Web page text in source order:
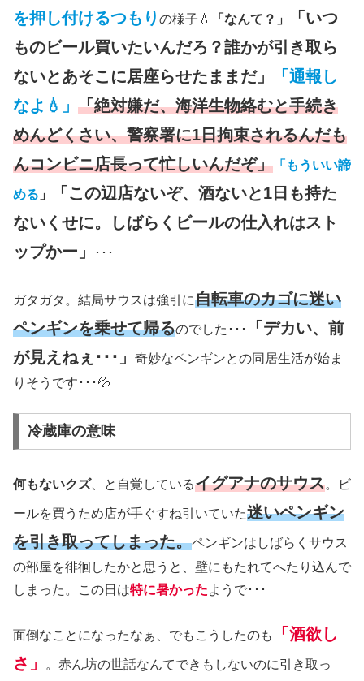
を押し付けるつもり の様子💧 「なんて？」
「いつ
ものビール買いたいんだろ？誰かが引き取ら
ないとあそこに居座らせたままだ」
「通報し
なよ💧」 「絶対嫌だ、海洋生物絡むと手続き
めんどくさい、警察署に1日拘束されるんだも
んコンビニ店長って忙しいんだぞ」 「もういい諦
める 」
「この辺店ないぞ、酒ないと1日も持た
ないくせに。しばらくビールの仕入れはスト
ップかー」
･･･
ガタガタ。結局サウスは強引に自転車のカゴに迷い
ペンギンを乗せて帰るのでした･･･
「デカい、前
が見えねぇ･･･」
奇妙なペンギンとの同居生活が始ま
りそうです･･･💦
冷蔵庫の意味
何もないクズ、と自覚しているイグアナのサウス。ビ
ールを買うため店が手ぐすね引いていた迷いペンギン
を引き取ってしまった。ペンギンはしばらくサウス
の部屋を徘徊したかと思うと、壁にもたれてへたり込んで
しまった。この日は特に暑かったようで･･･
面倒なことになったなぁ、でもこうしたのも
「酒欲し
さ」
。赤ん坊の世話なんてできもしないのに引き取っ